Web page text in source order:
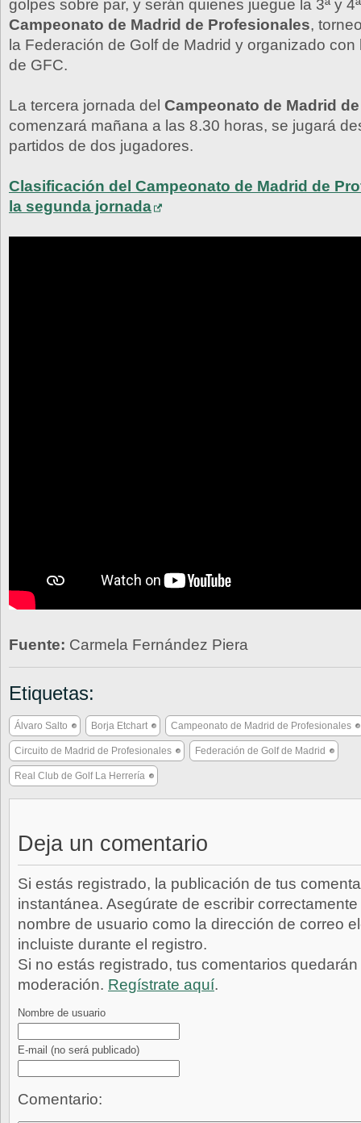
golpes sobre par, y serán quienes juegue la 3ª y
Campeonato de Madrid de Profesionales,
la Federación de Golf de Madrid y organizado
de GFC.
La tercera jornada del Campeonato de Madrid
comenzará mañana a las 8.30 horas, se jugará
partidos de dos jugadores.
Clasificación del Campeonato de Madrid de
la segunda jornada
Fuente: Carmela Fernández Piera
Etiquetas:
Álvaro Salto Borja Etchart Campeonato de Madrid de Profesionales
Circuito de Madrid de Profesionales Federación de Golf de Madrid
Real Club de Golf La Herrería
Deja un comentario
Si estás registrado, la publicación de tus
instantánea. Asegúrate de escribir
nombre de usuario como la dirección de correo
incluiste durante el registro.
Si no estás registrado, tus comentarios
moderación. Regístrate aquí.
Nombre de usuario
E-mail (no será publicado)
Comentario: